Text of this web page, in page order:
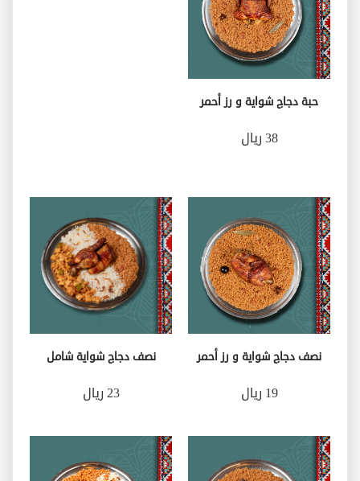
حبة دجاج شواية و رز أحمر
38 ريال
نصف دجاج شواية و رز أحمر
19 ريال
نصف دجاج شواية شامل
23 ريال